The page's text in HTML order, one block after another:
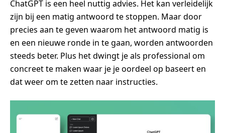
ChatGPT is een heel nuttig advies. Het kan verleidelijk
zijn bij een matig antwoord te stoppen. Maar door
precies aan te geven waarom het antwoord matig is
en een nieuwe ronde in te gaan, worden antwoorden
steeds beter. Plus het dwingt je als professional om
concreet te maken waar je je oordeel op baseert en
dat weer om te zetten naar instructies.